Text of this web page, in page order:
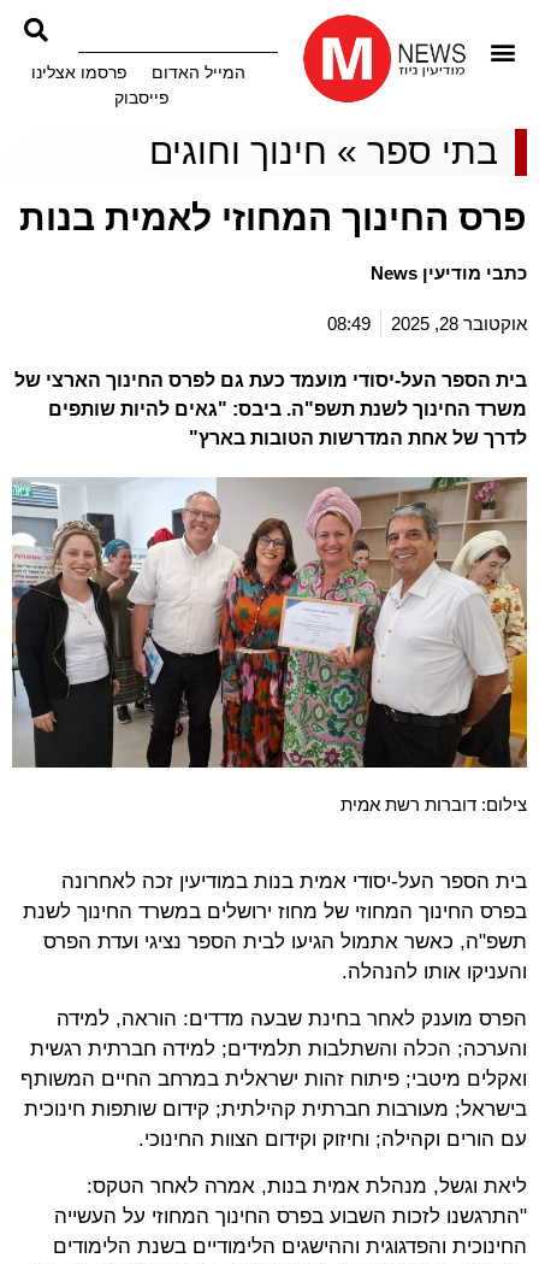
המייל האדום
פרסמו אצלינו
פייסבוק
בתי ספר» חינוך וחוגים
פרס החינוך המחוזי לאמית בנות
כתבי מודיעין News
אוקטובר 28, 2025 08:49
בית הספר העל-יסודי מועמד כעת גם לפרס החינוך הארצי של
משרד החינוך לשנת תשפ"ה. ביבס: "גאים להיות שותפים
לדרך של אחת המדרשות הטובות בארץ"
צילום: דוברות רשת אמית
בית הספר העל-יסודי אמית בנות במודיעין זכה לאחרונה
בפרס החינוך המחוזי של מחוז ירושלים במשרד החינוך לשנת
תשפ"ה, כאשר אתמול הגיעו לבית הספר נציגי ועדת הפרס
והעניקו אותו להנהלה.
הפרס מוענק לאחר בחינת שבעה מדדים: הוראה, למידה
והערכה; הכלה והשתלבות תלמידים; למידה חברתית רגשית
ואקלים מיטבי; פיתוח זהות ישראלית במרחב החיים המשותף
בישראל; מעורבות חברתית קהילתית; קידום שותפות חינוכית
עם הורים וקהילה; וחיזוק וקידום הצוות החינוכי.
ליאת וגשל, מנהלת אמית בנות, אמרה לאחר הטקס:
"התרגשנו לזכות השבוע בפרס החינוך המחוזי על העשייה
החינוכית והפדגוגית וההישגים הלימודיים בשנת הלימודים